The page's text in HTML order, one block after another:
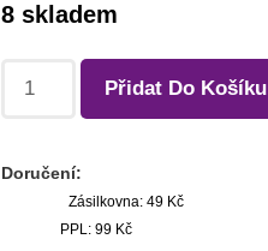
8 skladem
Přidat Do Košíku
Doručení:
Zásilkovna: 49 Kč
PPL: 99 Kč